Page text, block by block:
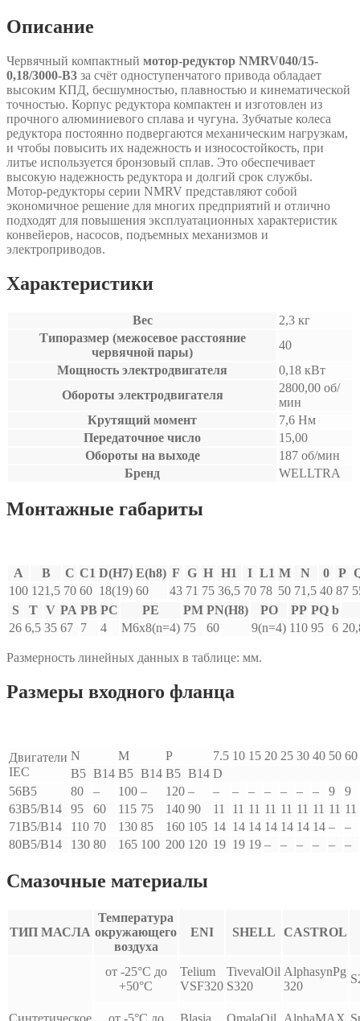
Описание
Червячный компактный мотор-редуктор NMRV040/15-
0,18/3000-B3 за счёт одноступенчатого привода обладает
высоким КПД, бесшумностью, плавностью и кинематической
точностью. Корпус редуктора компактен и изготовлен из
прочного алюминиевого сплава и чугуна. Зубчатые колеса
редуктора постоянно подвергаются механическим нагрузкам,
и чтобы повысить их надежность и износостойкость, при
литье используется бронзовый сплав. Это обеспечивает
высокую надежность редуктора и долгий срок службы.
Мотор-редукторы серии NMRV представляют собой
экономичное решение для многих предприятий и отлично
подходят для повышения эксплуатационных характеристик
конвейеров, насосов, подъемных механизмов и
электроприводов.
Характеристики
Вес
2,3 кг
Типоразмер (межосевое расстояние
червячной пары)
40
Мощность электродвигателя
0,18 кВт
Обороты электродвигателя
2800,00 об/
мин
Крутящий момент
7,6 Нм
Передаточное число
15,00
Обороты на выходе
187 об/мин
Бренд
WELLTRA
Монтажные габариты
A B C C1 D(H7) E(h8) F G H H1 I L1 M N 0 P
100 121,5 70 60 18(19) 60 43 71 75 36,5 70 78 50 71,5 40 87
S
T V PA PB PC PE PM PN(H8) PO PP PQ b
26 6,5 35 67 7 4 M6x8(n=4) 75 60 9(n=4) 110 95 6
Размерность линейных данных в таблице: мм.
Размеры входного фланца
Двигатели
IEC
N M P 7.5 10 15 20 25 30 40 50 60
B5 B14 B5 B14 B5 B14 D
56B5
80 – 100 – 120 – – – – – – – – 9
9
63B5/B14
95 60 115 75 140 90 11 11 11 11 11 11 11 11 11
71B5/B14
110 70 130 85 160 105 14 14 14 14 14 14 14 –
–
80B5/B14
130 80 165 100 200 120 19 19 19 – – – – – –
Смазочные материалы
ТИП МАСЛА
Температура
окружающего
воздуха
ENI SHELL CASTROL
Синтетическое
от -25°С до
+50°С
Telium
VSF320
TivevalOil
S320
AlphasynPg
320
от -5°С до Blasia OmalaOil AlphaMAX